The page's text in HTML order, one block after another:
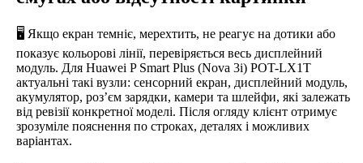
🖥️ Якщо екран темніє, мерехтить, не реагує на дотики або
показує кольорові лінії, перевіряється весь дисплейний
модуль. Для Huawei P Smart Plus (Nova 3i) POT-LX1T
актуальні такі вузли: сенсорний екран, дисплейний модуль,
акумулятор, роз’єм зарядки, камери та шлейфи, які залежать
від ревізії конкретної моделі. Після огляду клієнт отримує
зрозуміле пояснення по строках, деталях і можливих
варіантах.